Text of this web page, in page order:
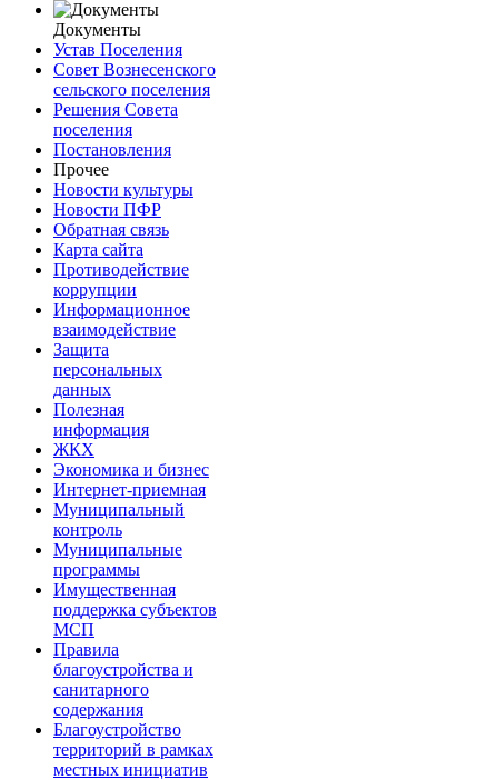
Документы
Устав Поселения
Совет Вознесенского
сельского поселения
Решения Совета
поселения
Постановления
Прочее
Новости культуры
Новости ПФР
Обратная связь
Карта сайта
Противодействие
коррупции
Информационное
взаимодействие
Защита
персональных
данных
Полезная
информация
ЖКХ
Экономика и бизнес
Интернет-приемная
Муниципальный
контроль
Муниципальные
программы
Имущественная
поддержка субъектов
МСП
Правила
благоустройства и
санитарного
содержания
Благоустройство
территорий в рамках
местных инициатив